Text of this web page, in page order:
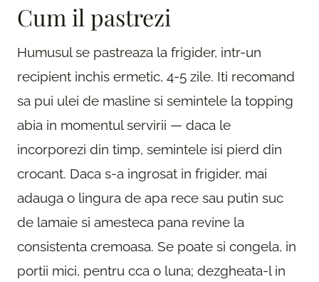
Cum il pastrezi
Humusul se pastreaza la frigider, intr-un
recipient inchis ermetic, 4-5 zile. Iti recomand
sa pui ulei de masline si semintele la topping
abia in momentul servirii — daca le
incorporezi din timp, semintele isi pierd din
crocant. Daca s-a ingrosat in frigider, mai
adauga o lingura de apa rece sau putin suc
de lamaie si amesteca pana revine la
consistenta cremoasa. Se poate si congela, in
portii mici, pentru cca o luna; dezgheata-l in